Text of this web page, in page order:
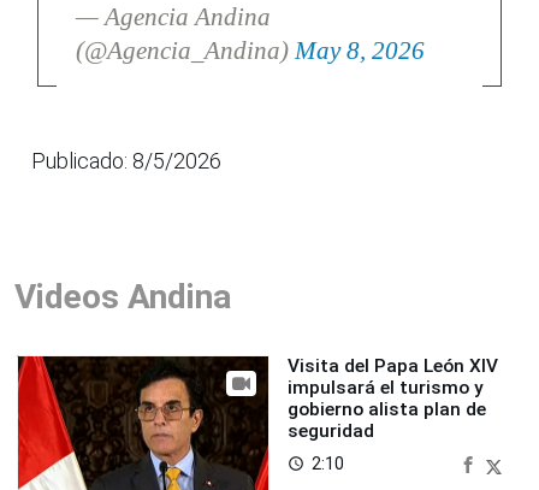
— Agencia Andina
(@Agencia_Andina)May 8, 2026
Publicado: 8/5/2026
Videos Andina
Visita del Papa León XIV
impulsará el turismo y
gobierno alista plan de
seguridad
access_time 2:10